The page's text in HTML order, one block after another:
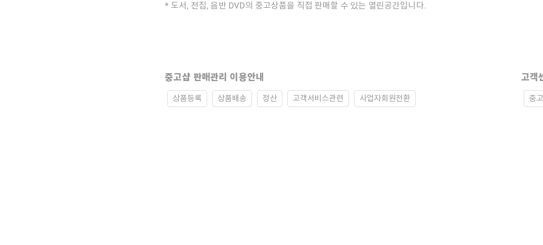
도서, 전집, 음반 DVD의 중고상품을 직접 판매할 수 있는 열린공간입니다.
중고샵 판매관리 이용안내
상품등록 상품배송 정산 고객서비스관련 사업자회원전환
고객
중